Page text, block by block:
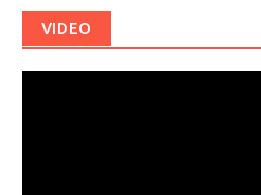
VIDEO